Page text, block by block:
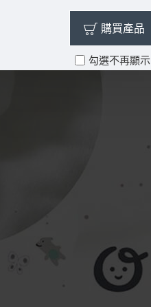
購買產品
勾選不再顯示